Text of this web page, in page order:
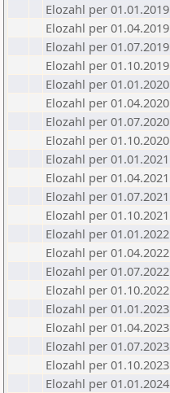
Elozahl per 01.01.2019
Elozahl per 01.04.2019
Elozahl per 01.07.2019
Elozahl per 01.10.2019
Elozahl per 01.01.2020
Elozahl per 01.04.2020
Elozahl per 01.07.2020
Elozahl per 01.10.2020
Elozahl per 01.01.2021
Elozahl per 01.04.2021
Elozahl per 01.07.2021
Elozahl per 01.10.2021
Elozahl per 01.01.2022
Elozahl per 01.04.2022
Elozahl per 01.07.2022
Elozahl per 01.10.2022
Elozahl per 01.01.2023
Elozahl per 01.04.2023
Elozahl per 01.07.2023
Elozahl per 01.10.2023
Elozahl per 01.01.2024